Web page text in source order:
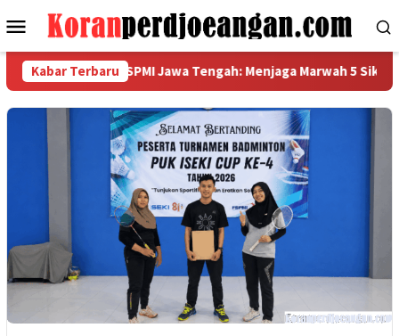
ke
Menu
Mobile
Kabar Terbaru
Metal FSPMI Jawa Tengah: Menjaga Marwah 5 Sikap,